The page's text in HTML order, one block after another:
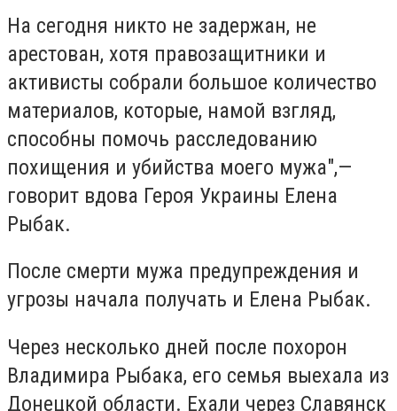
На сегодня никто не задержан, не
арестован, хотя правозащитники и
активисты собрали большое количество
материалов, которые, намой взгляд,
способны помочь расследованию
похищения и убийства моего мужа",—
говорит вдова Героя Украины Елена
Рыбак.
После смерти мужа предупреждения и
угрозы начала получать и Елена Рыбак.
Через несколько дней после похорон
Владимира Рыбака, его семья выехала из
Донецкой области. Ехали через Славянск